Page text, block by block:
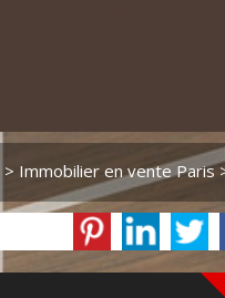
> Immobilier en vente Paris